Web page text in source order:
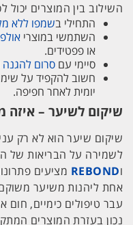
השילוב בין המוצרים
התחילי בשמפו ללא
השתמשי במוצרי
או פפטידים.
סיימי עם סרום להגנה
חשוב להקפיד על
יומית לאחר חפיפה.
שיקום לשיער – איזה
שיקום שיער הוא לא רק
לשמירה על הבריאות של
וREBOND מציעים
אחת ליהנות משיער
עבר טיפולים כימיים,
נכון בעזרת המוצרים